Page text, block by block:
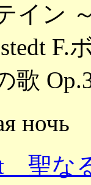
ン ～
歌
ночь
聖な